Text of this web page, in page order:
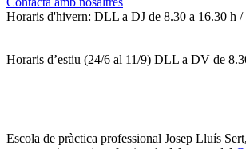
Horaris d'hivern: DLL a DJ de 8.30 a 16.30 h
Horaris d’estiu (24/6 al 11/9) DLL a DV de
Escola de pràctica professional Josep Lluís